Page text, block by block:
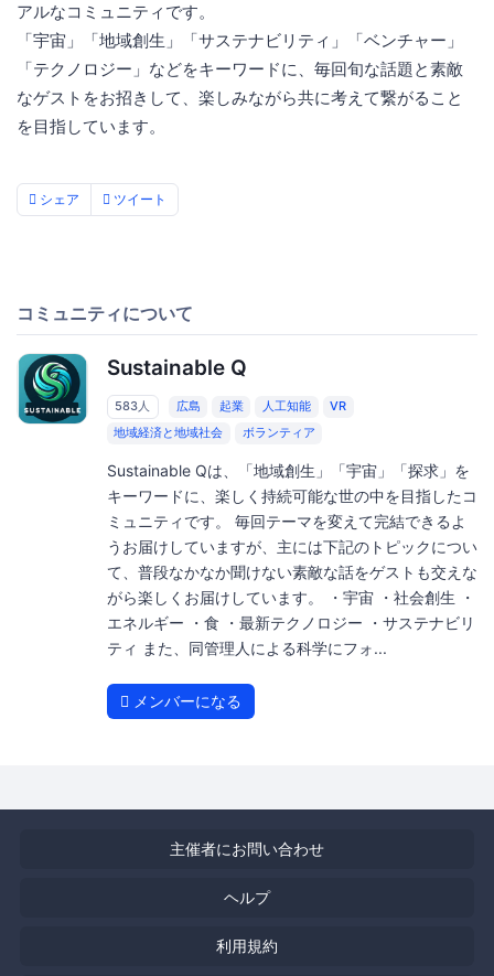
アルなコミュニティです。
「宇宙」「地域創生」「サステナビリティ」「ベンチャー」
「テクノロジー」などをキーワードに、毎回旬な話題と素敵
なゲストをお招きして、楽しみながら共に考えて繋がること
を目指しています。
シェア ツイート
コミュニティについて
Sustainable Q
583人 広島 起業 人工知能
VR
地域経済と地域社会
ボランティア
Sustainable Qは、「地域創生」「宇宙」「探求」を
キーワードに、楽しく持続可能な世の中を目指したコ
ミュニティです。 毎回テーマを変えて完結できるよ
うお届けしていますが、主には下記のトピックについ
て、普段なかなか聞けない素敵な話をゲストも交えな
がら楽しくお届けしています。 ・宇宙 ・社会創生 ・
エネルギー ・食 ・最新テクノロジー ・サステナビリ
ティ また、同管理人による科学にフォ...
メンバーになる
主催者にお問い合わせ
ヘルプ
利用規約